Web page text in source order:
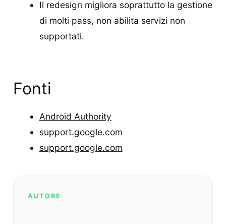
Il redesign migliora soprattutto la gestione
di molti pass, non abilita servizi non
supportati.
Fonti
Android Authority
support.google.com
support.google.com
AUTORE